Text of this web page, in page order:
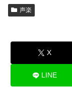
声楽
X
LINE